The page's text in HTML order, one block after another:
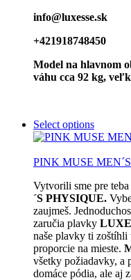
info@luxesse.sk
+421918748450
Model na hlavnom
váhu cca 92 kg,
Select options
PINK MUSE
Vytvorili sme pre
´S PHYSIQUE.
zaujmeš.
zaručia plavky
naše plavky ti zoštíhli
proporcie na mieste.
všetky požiadavky, a
domáce pódia, ale aj